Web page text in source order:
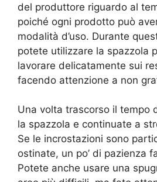
del produttore riguardo al
poiché ogni prodotto può
modalità d’uso. Durante
potete utilizzare la spazzola
lavorare delicatamente sui
facendo attenzione a non
Una volta trascorso il tempo
la spazzola e continuate a
Se le incrostazioni sono
ostinate, un po’ di pazienza
Potete anche usare una